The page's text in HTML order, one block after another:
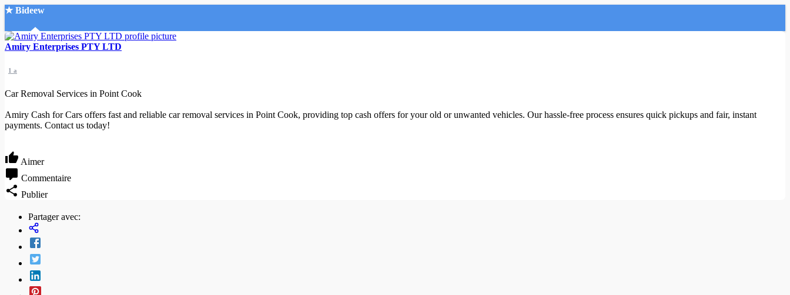
★ Bideew
Accueil
Recherche Avancée
Créer un compte
Mode nuit
Amiry Enterprises PTY LTD
1 a
Car Removal Services in Point Cook
Amiry Cash for Cars offers fast and reliable car removal services in Point Cook, providing top cash offers for your old or unwanted vehicles. Our hassle-free process ensures quick pickups and fair, instant
payments. Contact us today!
Aimer
Commentaire
Publier
Partager avec: